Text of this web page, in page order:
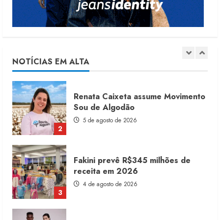
NOTÍCIAS EM ALTA
2
5 de agosto de 2026
3
Fakini prevê R$345 milhões de
receita em 2026
4 de agosto de 2026
4
Projeto testa passaporte digital na
moda nacional
4 de agosto de 2026